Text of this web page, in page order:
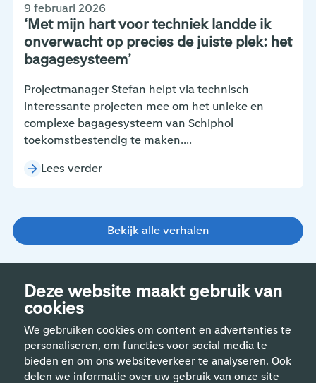
Deze website maakt gebruik van
cookies
We gebruiken cookies om content en advertenties te
personaliseren, om functies voor social media te
bieden en om ons websiteverkeer te analyseren. Ook
delen we informatie over uw gebruik van onze site
‘Met mijn hart voor techniek landde ik
onverwacht op precies de juiste plek: het
bagagesysteem’
9 februari 2026
Projectmanager Stefan helpt via technisch
interessante projecten mee om het unieke en
complexe bagagesysteem van Schiphol
toekomstbestendig te maken....
Lees verder
Bekijk alle verhalen